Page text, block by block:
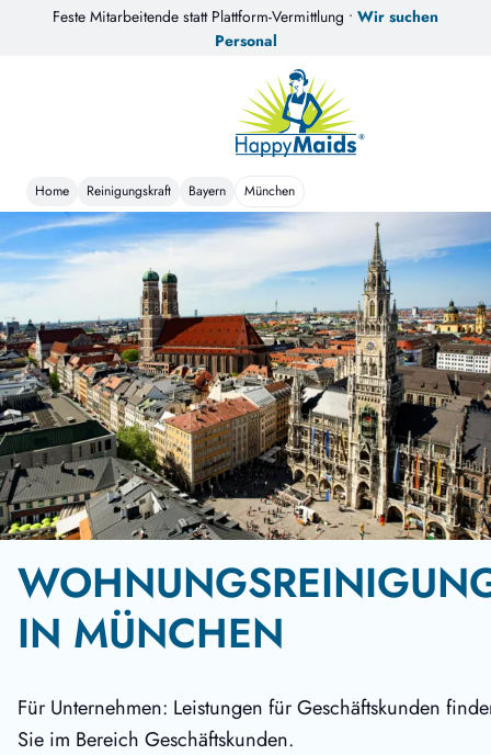
Feste Mitarbeitende statt Plattform-Vermittlung • Wir suchen
Personal
Home Reinigungskraft Bayern München
IN MÜNCHEN
Für Unternehmen: Leistungen für Geschäftskunden
Sie im Bereich Geschäftskunden.